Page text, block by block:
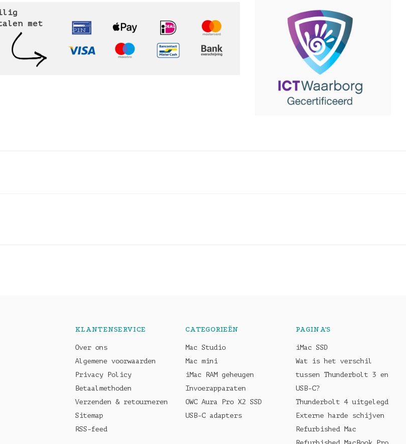
met
KLANTENSERVICE
Over ons
Algemene voorwaarden
Privacy Policy
Betaalmethoden
Verzenden & retourneren
Sitemap
RSS-feed
CATEGORIEËN
Mac Studio
Mac mini
iMac RAM geheugen
Invoerapparaten
OWC Aura Pro X2 SSD
USB-C adapters
PAGINA'S
iMac SSD
Wat is het verschil
tussen Thunderbolt 3 en
USB-C?
Thunderbolt 4 uitgelegd
Externe harde schijven
Refurbished Mac